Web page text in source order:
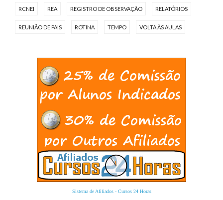
RCNEI REA REGISTRO DE OBSERVAÇÃO RELATÓRIOS
REUNIÃO DE PAIS ROTINA TEMPO VOLTA ÀS AULAS
Sistema de Afiliados- Cursos 24 Horas